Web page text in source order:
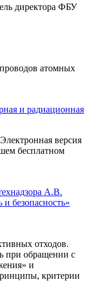
директора ФБУ
атомных
и радиационная
версия
бесплатном
А.В.
безопасность»
отходов.
при обращении с
и
критерии